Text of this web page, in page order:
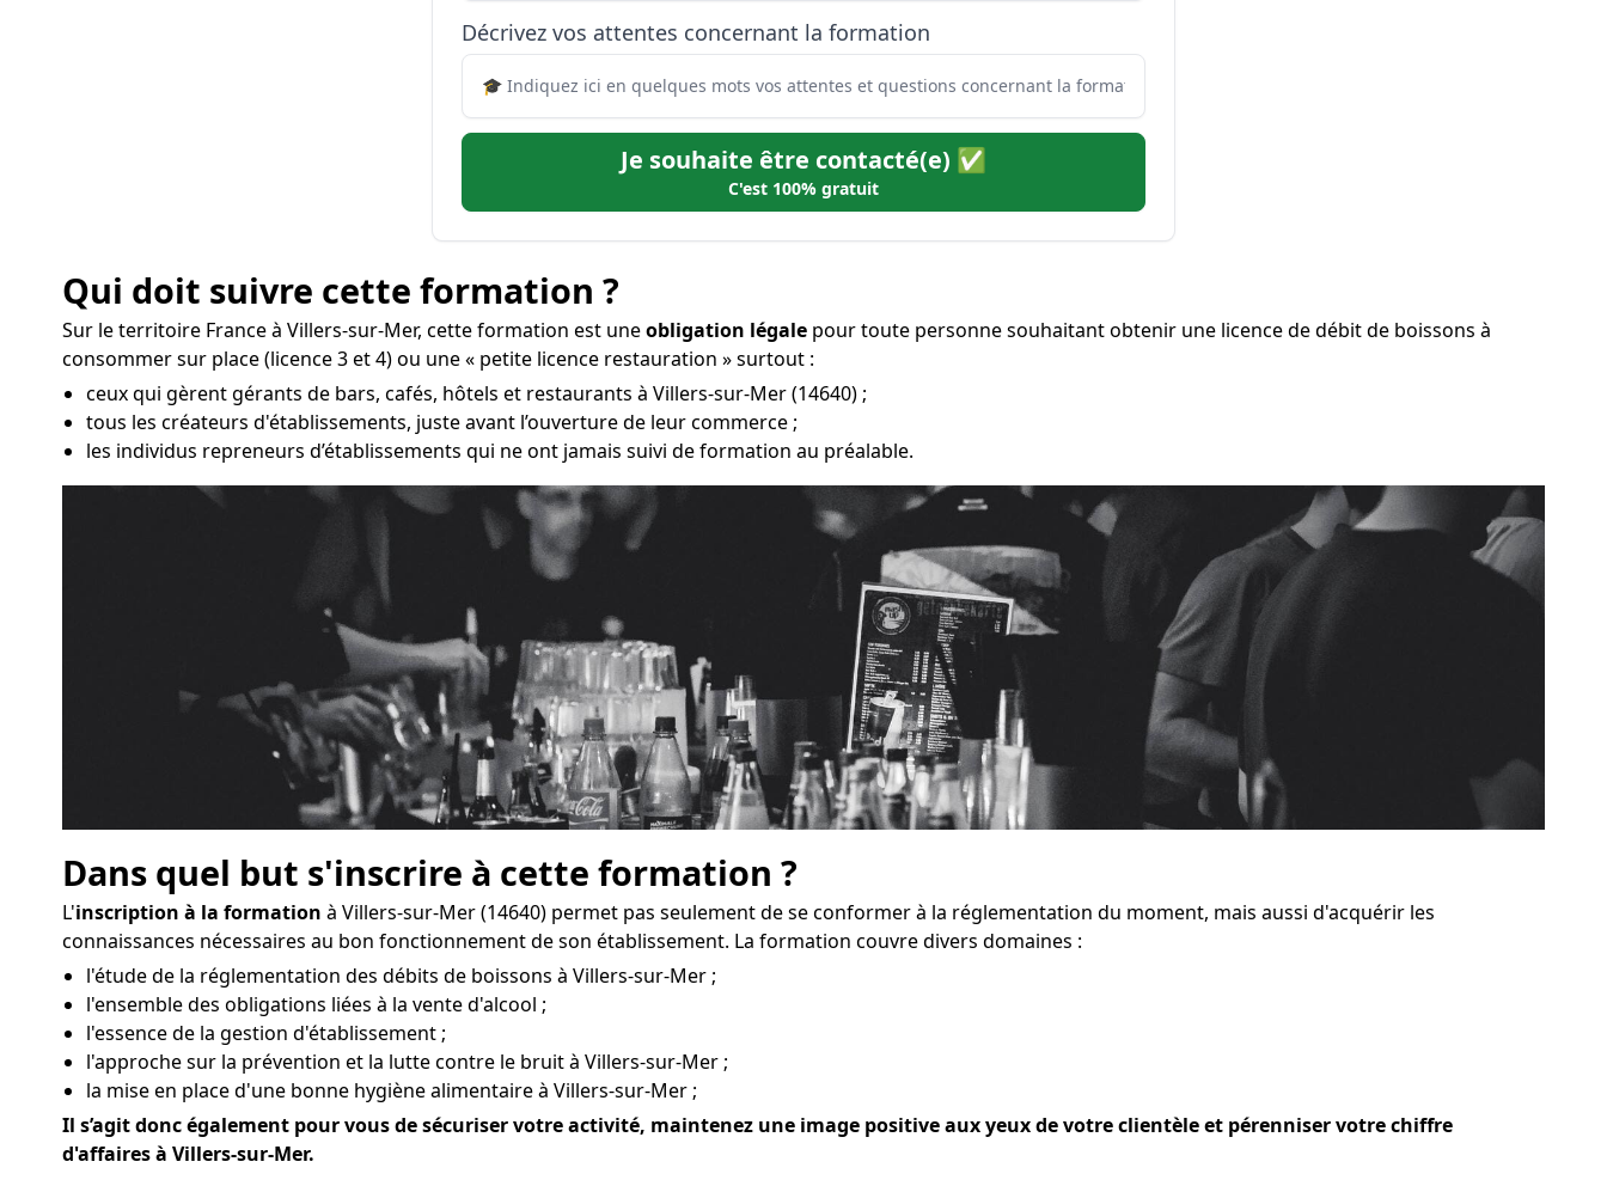
Décrivez vos attentes concernant la formation
Je souhaite être contacté(e) ✅
C'est 100% gratuit
Qui doit suivre cette formation ?
Sur le territoire France à Villers-sur-Mer, cette formation est uneobligation légale pour toute personne souhaitant obtenir une licence de débit de boissons à
consommer sur place (licence 3 et 4) ou une « petite licence restauration » surtout :
ceux qui gèrent gérants de bars, cafés, hôtels et restaurants à Villers-sur-Mer (14640) ;
tous les créateurs d'établissements, juste avant l’ouverture de leur commerce ;
les individus repreneurs d’établissements qui ne ont jamais suivi de formation au préalable.
Dans quel but s'inscrire à cette formation ?
L'inscription à la formation à Villers-sur-Mer (14640) permet pas seulement de se conformer à la réglementation du moment, mais aussi d'acquérir les
connaissances nécessaires au bon fonctionnement de son établissement. La formation couvre divers domaines :
l'étude de la réglementation des débits de boissons à Villers-sur-Mer ;
l'ensemble des obligations liées à la vente d'alcool ;
l'essence de la gestion d'établissement ;
l'approche sur la prévention et la lutte contre le bruit à Villers-sur-Mer ;
la mise en place d'une bonne hygiène alimentaire à Villers-sur-Mer ;
Il s’agit donc également pour vous de sécuriser votre activité, maintenez une image positive aux yeux de votre clientèle et pérenniser votre chiffre
d'affaires à Villers-sur-Mer.